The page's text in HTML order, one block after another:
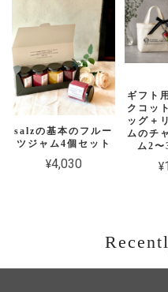
バナナパッシ
2026/03/18
salzの基本のフルー
ツジャム4個セット
¥4,030
ギフト
クコッ
ッグ＋
ムのチ
ム2〜